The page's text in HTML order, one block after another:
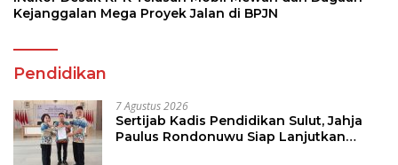
Kejanggalan Mega Proyek Jalan di BPJN
Pendidikan
7 Agustus 2026
Sertijab Kadis Pendidikan Sulut, Jahja
Paulus Rondonuwu Siap Lanjutkan